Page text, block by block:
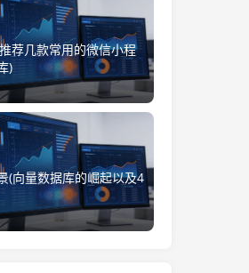
荐几款常用的微信小程
)
(向量数据库的崛起以及4